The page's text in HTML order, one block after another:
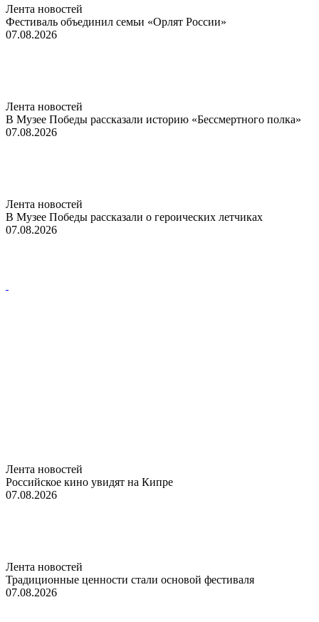
Лента новостей
Фестиваль объединил семьи «Орлят России»
07.08.2026
Лента новостей
В Музее Победы рассказали историю «Бессмертного полка»
07.08.2026
Лента новостей
В Музее Победы рассказали о героических летчиках
07.08.2026
Лента новостей
Российское кино увидят на Кипре
07.08.2026
Лента новостей
Традиционные ценности стали основой фестиваля
07.08.2026